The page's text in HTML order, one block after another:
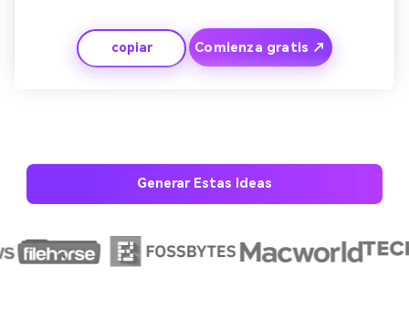
dinámico. Concluye con un relajante outro que muestra
un logotipo o eslogan desvanecido.
copiar Comienza gratis ↗
Generar Estas Ideas